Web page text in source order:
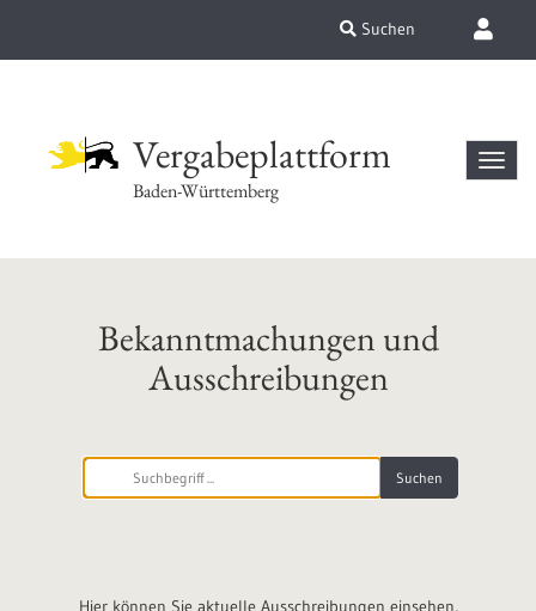
Suchen
Vergabeplattform
Baden-Württemberg
Bekanntmachungen und
Ausschreibungen
Hier können Sie aktuelle Ausschreibungen einsehen,